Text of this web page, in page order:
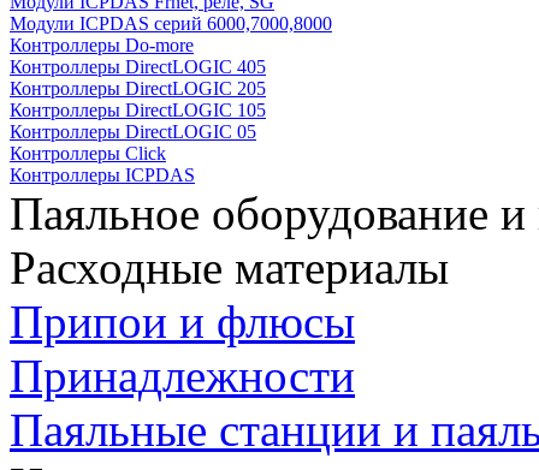
Модули ICPDAS серий 6000,7000,8000
Контроллеры Do-more
Контроллеры DirectLOGIC 405
Контроллеры DirectLOGIC 205
Контроллеры DirectLOGIC 105
Контроллеры DirectLOGIC 05
Контроллеры Click
Контроллеры ICPDAS
Паяльное оборудование
Расходные материалы
Припои и флюсы
Принадлежности
Паяльные станции и